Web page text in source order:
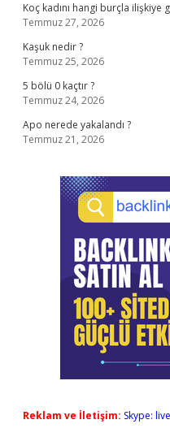
Koç kadını hangi burçla ilişkiye
Temmuz 27, 2026
Kaşuk nedir ?
Temmuz 25, 2026
5 bölü 0 kaçtır ?
Temmuz 24, 2026
Apo nerede yakalandı ?
Temmuz 21, 2026
Reklam ve İletişim: Skype: